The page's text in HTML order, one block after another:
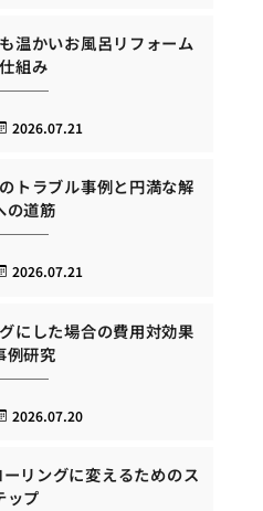
温かいお風呂リフォーム
組み
2026.07.21
トラブル事例と円満な解
の道筋
2026.07.21
にした場合の費用対効果
例研究
2026.07.20
リングに変えるためのス
ップ